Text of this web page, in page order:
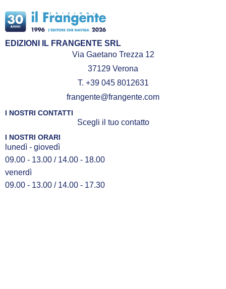
EDIZIONI IL FRANGENTE SRL
Via Gaetano Trezza 12
37129 Verona
T. +39 045 8012631
frangente@frangente.com
I NOSTRI CONTATTI
Scegli il tuo contatto
I NOSTRI ORARI
lunedì - giovedì
09.00 - 13.00 / 14.00 - 18.00
venerdì
09.00 - 13.00 / 14.00 - 17.30